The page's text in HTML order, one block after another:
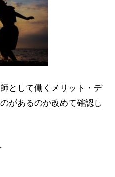
として働くメリット・デ
があるのか改めて確認し